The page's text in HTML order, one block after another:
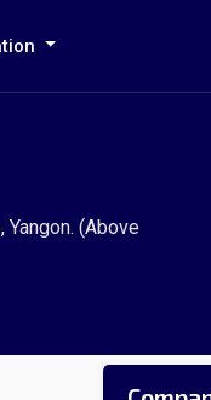
Yangon. (Above